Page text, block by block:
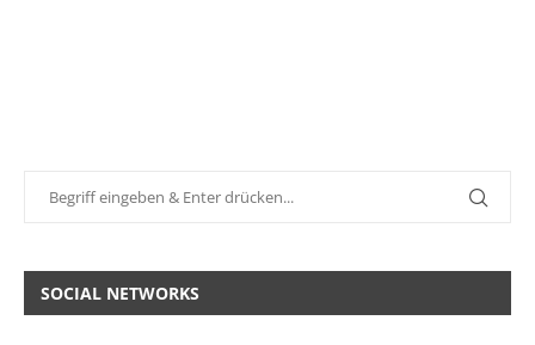
SOCIAL NETWORKS